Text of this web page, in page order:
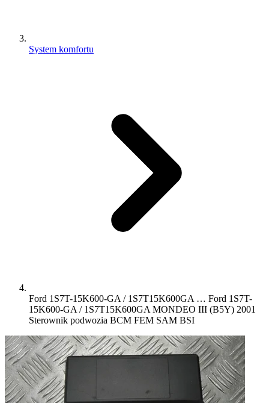
System komfortu
Ford 1S7T-15K600-GA / 1S7T15K600GA … Ford 1S7T-
15K600-GA / 1S7T15K600GA MONDEO III (B5Y) 2001
Sterownik podwozia BCM FEM SAM BSI